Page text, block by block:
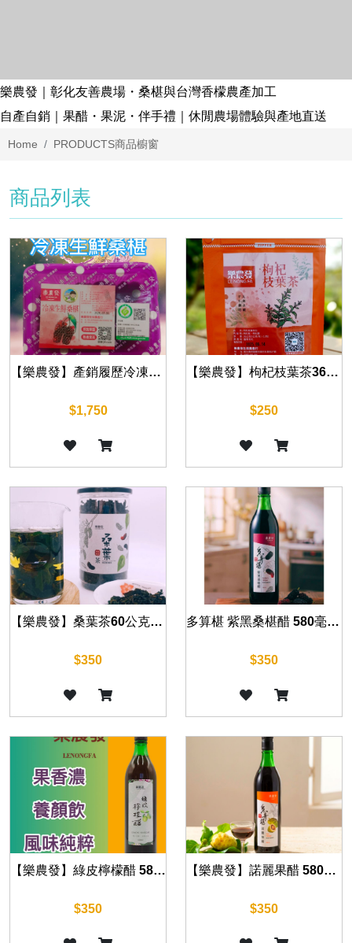
樂農發｜彰化友善農場・桑椹與台灣香檬農產加工
自產自銷｜果醋・果泥・伴手禮｜休閒農場體驗與產地直送
Home PRODUCTS商品櫥窗
商品列表
【樂農發】產銷履歷冷凍生鮮桑椹400公克/盒×12盒｜原產台灣｜免運｜冷凍生鮮桑葚｜自產自銷
$1,750
【樂農發】枸杞枝葉茶36公克｜健康維持｜青草茶包 養生茶飲 四季皆宜
$250
【樂農發】桑葉茶60公克｜自然茶香 無咖啡因｜日常養生茶
$350
多算椹 紫黑桑椹醋 580毫升｜全果釀製 酸甜順口
$350
【樂農發】綠皮檸檬醋 580毫升｜全果釀製 天然果香 清爽順口
$350
【樂農發】諾麗果醋 580毫升｜養生飲品．風味獨特．口感醇厚
$350